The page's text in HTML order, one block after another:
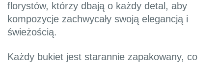
florystów, którzy dbają o każdy detal, aby
kompozycje zachwycały swoją elegancją i
świeżością.
Każdy bukiet jest starannie zapakowany, co